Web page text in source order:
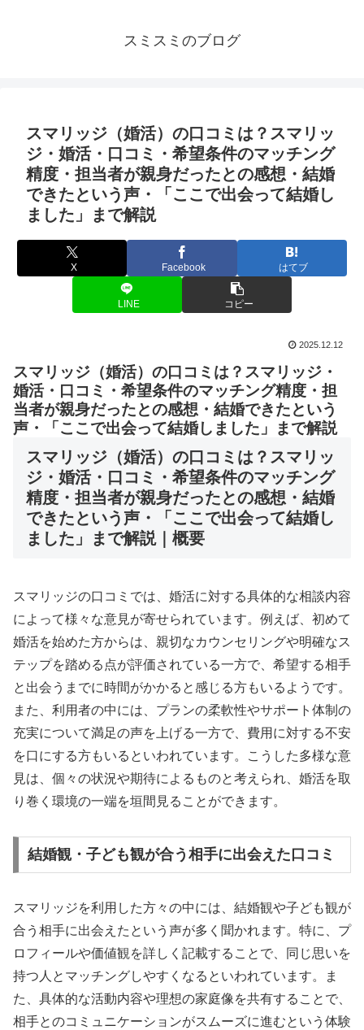
スミスミのブログ
スマリッジ（婚活）の口コミは？スマリッ
ジ・婚活・口コミ・希望条件のマッチング
精度・担当者が親身だったとの感想・結婚
できたという声・「ここで出会って結婚し
ました」まで解説
X Facebook はてブ
LINE コピー
2025.12.12
スマリッジ（婚活）の口コミは？スマリッジ・
婚活・口コミ・希望条件のマッチング精度・担
当者が親身だったとの感想・結婚できたという
声・「ここで出会って結婚しました」まで解説
スマリッジ（婚活）の口コミは？スマリッ
ジ・婚活・口コミ・希望条件のマッチング
精度・担当者が親身だったとの感想・結婚
できたという声・「ここで出会って結婚し
ました」まで解説｜概要
スマリッジの口コミでは、婚活に対する具体的な相談内容
によって様々な意見が寄せられています。例えば、初めて
婚活を始めた方からは、親切なカウンセリングや明確なス
テップを踏める点が評価されている一方で、希望する相手
と出会うまでに時間がかかると感じる方もいるようです。
また、利用者の中には、プランの柔軟性やサポート体制の
充実について満足の声を上げる一方で、費用に対する不安
を口にする方もいるといわれています。こうした多様な意
見は、個々の状況や期待によるものと考えられ、婚活を取
り巻く環境の一端を垣間見ることができます。
結婚観・子ども観が合う相手に出会えた口コミ
スマリッジを利用した方々の中には、結婚観や子ども観が
合う相手に出会えたという声が多く聞かれます。特に、プ
ロフィールや価値観を詳しく記載することで、同じ思いを
持つ人とマッチングしやすくなるといわれています。ま
た、具体的な活動内容や理想の家庭像を共有することで、
相手とのコミュニケーションがスムーズに進むという体験